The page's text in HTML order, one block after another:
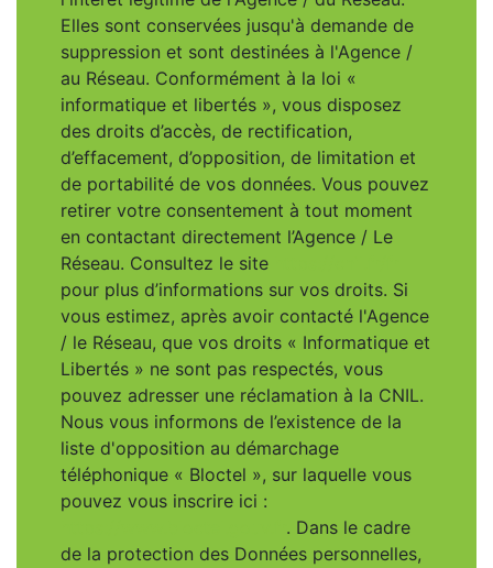
Elles sont conservées jusqu'à demande de
suppression et sont destinées à l'Agence /
au Réseau. Conformément à la loi «
informatique et libertés », vous disposez
des droits d’accès, de rectification,
d’effacement, d’opposition, de limitation et
de portabilité de vos données. Vous pouvez
retirer votre consentement à tout moment
en contactant directement l’Agence / Le
Réseau. Consultez le site
pour plus d’informations sur vos droits. Si
vous estimez, après avoir contacté l'Agence
/ le Réseau, que vos droits « Informatique et
Libertés » ne sont pas respectés, vous
pouvez adresser une réclamation à la CNIL.
Nous vous informons de l’existence de la
liste d'opposition au démarchage
téléphonique « Bloctel », sur laquelle vous
pouvez vous inscrire ici :
. Dans le cadre
de la protection des Données personnelles,